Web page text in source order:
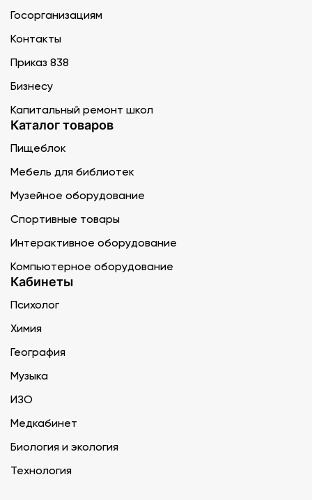
Госорганизациям
Контакты
Приказ 838
Бизнесу
Капитальный ремонт школ
Каталог товаров
Пищеблок
Мебель для библиотек
Музейное оборудование
Спортивные товары
Интерактивное оборудование
Компьютерное оборудование
Кабинеты
Психолог
Химия
География
Музыка
ИЗО
Медкабинет
Биология и экология
Технология